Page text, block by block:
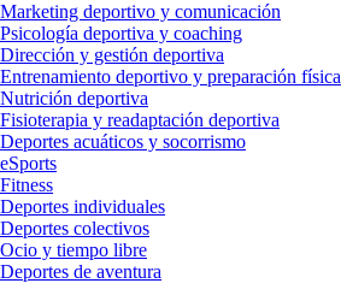
Marketing deportivo y comunicación
Psicología deportiva y coaching
Dirección y gestión deportiva
Entrenamiento deportivo y preparación física
Nutrición deportiva
Fisioterapia y readaptación deportiva
Deportes acuáticos y socorrismo
eSports
Fitness
Deportes individuales
Deportes colectivos
Ocio y tiempo libre
Deportes de aventura